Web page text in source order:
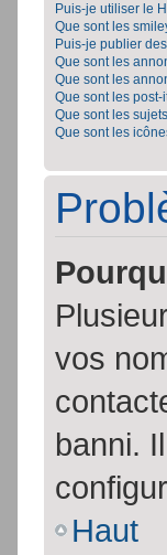
Puis-je utiliser le
Que sont les
Puis-je publier
Que sont les
Que sont les
Que sont les post-
Que sont les
Que sont les
vos
banni.
Haut